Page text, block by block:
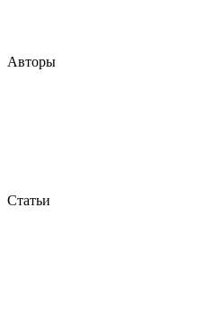
Авторы
Статьи